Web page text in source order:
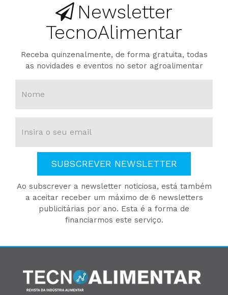
Newsletter
TecnoAlimentar
Receba quinzenalmente, de forma gratuita, todas
as novidades e eventos no setor agroalimentar
SUBSCREVER NEWSLETTER
Ao subscrever a newsletter noticiosa, está também
a aceitar receber um máximo de 6 newsletters
publicitárias por ano. Esta é a forma de
financiarmos este serviço.